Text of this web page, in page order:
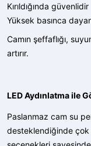
Kırıldığında güvenlidir
Yüksek basınca
Camın şeffaflığı,
artırır.
LED Aydınlatma ile
Paslanmaz cam su
desteklendiğinde çok